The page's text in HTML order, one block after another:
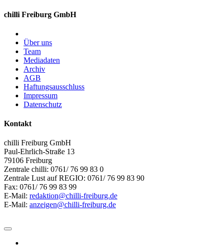
chilli Freiburg GmbH
Über uns
Team
Mediadaten
Archiv
AGB
Haftungsausschluss
Impressum
Datenschutz
Kontakt
chilli Freiburg GmbH
Paul-Ehrlich-Straße 13
79106 Freiburg
Zentrale chilli: 0761/ 76 99 83 0
Zentrale Lust auf REGIO: 0761/ 76 99 83 90
Fax: 0761/ 76 99 83 99
E-Mail: redaktion@chilli-freiburg.de
E-Mail: anzeigen@chilli-freiburg.de